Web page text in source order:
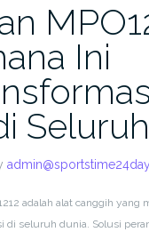
Ini
adalah alat canggih yang
di seluruh dunia. Solusi